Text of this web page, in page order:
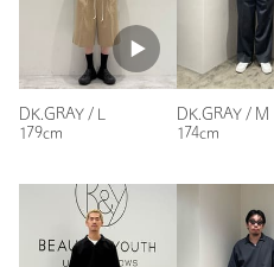
購入商品のサイズ感：
ちょうど
素材感はさらっとしていて暑い
良いです。
性別：
173cm
普段の着用サイズ：
DK.GRAY / L
179cm
DK.GRAY / M
174cm